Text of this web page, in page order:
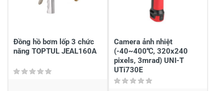
Đồng hồ bơm lốp 3 chức
năng TOPTUL JEAL160A
Camera ảnh nhiệt
(-40~400℃, 320x240
pixels, 3mrad) UNI-T
UTi730E